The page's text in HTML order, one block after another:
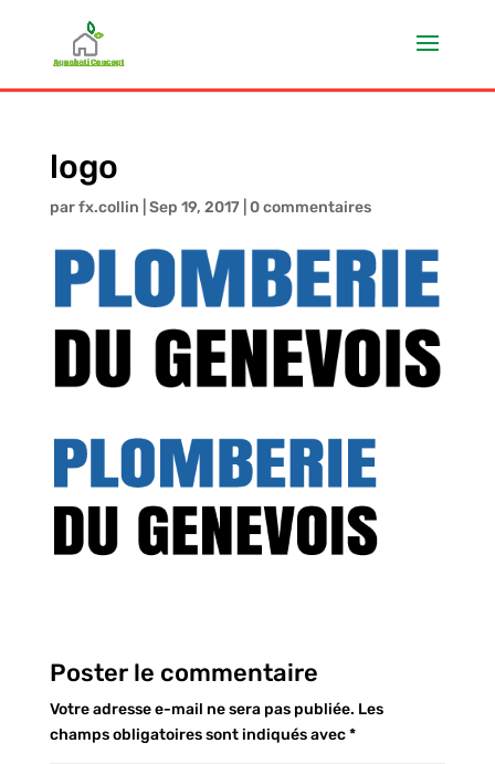
logo
parfx.collin Sep 19, 2017| 0 commentaires
Poster le commentaire
Votre adresse e-mail ne sera pas publiée. Les
champs obligatoires sont indiqués avec*